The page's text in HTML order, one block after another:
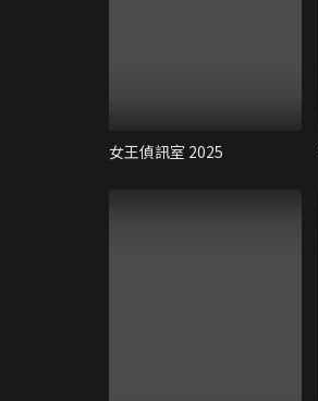
女王偵訊室 2025